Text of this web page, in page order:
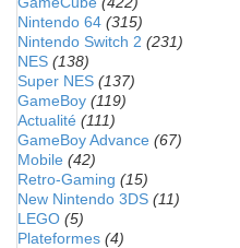
Nintendo 64 (315)
Nintendo Switch 2 (231)
NES (138)
Super NES (137)
GameBoy (119)
Actualité (111)
GameBoy Advance (67)
Mobile (42)
Retro-Gaming (15)
New Nintendo 3DS (11)
LEGO (5)
Plateformes (4)